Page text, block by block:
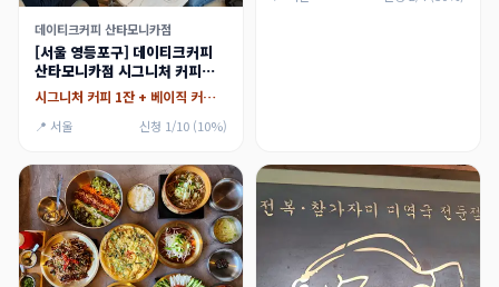
데이티크커피 산타모니카점
[서울 영등포구] 데이티크커피
산타모니카점 시그니처 커피와
소금빵 맛집
시그니처 커피 1잔 + 베이직 커피 1잔, 소금빵 1ea + 베이커리 1종
📍 서울 신청 1/10 (10%)